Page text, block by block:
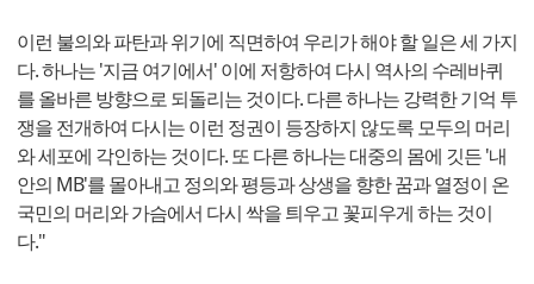
이런 불의와 파탄과 위기에 직면하여 우리가 해야 할 일은 세 가지
다. 하나는 '지금 여기에서' 이에 저항하여 다시 역사의 수레바퀴
를 올바른 방향으로 되돌리는 것이다. 다른 하나는 강력한 기억 투
쟁을 전개하여 다시는 이런 정권이 등장하지 않도록 모두의 머리
와 세포에 각인하는 것이다. 또 다른 하나는 대중의 몸에 깃든 '내
안의 MB'를 몰아내고 정의와 평등과 상생을 향한 꿈과 열정이 온
국민의 머리와 가슴에서 다시 싹을 틔우고 꽃피우게 하는 것이
다."